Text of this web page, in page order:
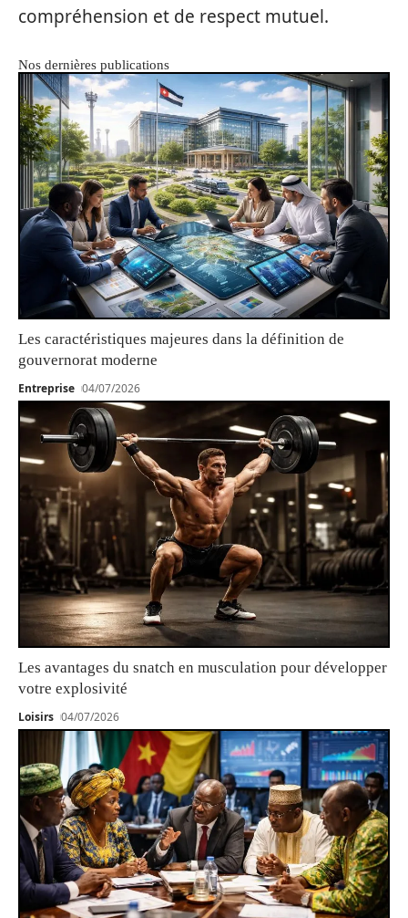
compréhension et de respect mutuel.
Nos dernières publications
Les caractéristiques majeures dans la définition de
gouvernorat moderne
Entreprise 04/07/2026
Les avantages du snatch en musculation pour développer
votre explosivité
Loisirs 04/07/2026